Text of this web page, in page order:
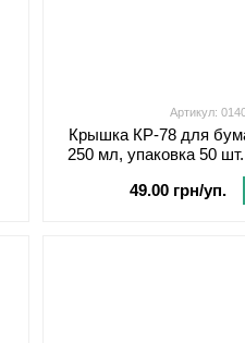
Артикул:
Крышка КР-78 для
250 мл, упаковка 50
49.00 грн/уп.